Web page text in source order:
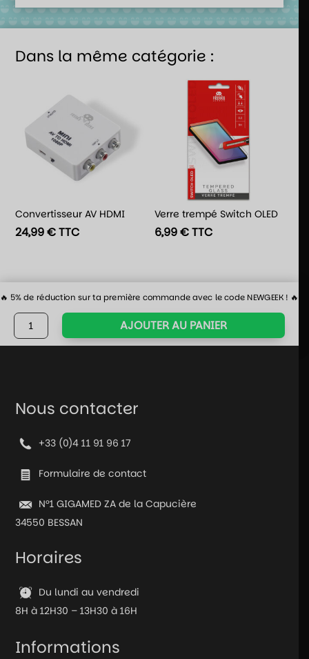
Dans la même catégorie :
Convertisseur AV HDMI
24,99€TTC
Verre trempé Switch OLED
6,99€TTC
🔥 5% de réduction sur ta première commande avec le code NEWGEEK ! 🔥
quantité
de
Sans
Bluetooth
Violette
AJOUTER AU PANIER
Nous contacter
+33 (0)4 11 91 96 17
Formulaire de contact
N°1 GIGAMED ZA de la Capucière
34550 BESSAN
Horaires
Du lundi au vendredi
8H à 12H30 – 13H30 à 16H
Informations